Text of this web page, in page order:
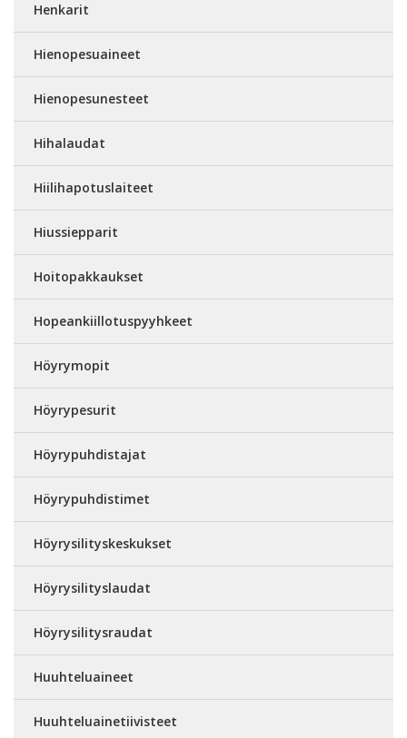
Henkarit
Hienopesuaineet
Hienopesunesteet
Hihalaudat
Hiilihapotuslaiteet
Hiussiepparit
Hoitopakkaukset
Hopeankiillotuspyyhkeet
Höyrymopit
Höyrypesurit
Höyrypuhdistajat
Höyrypuhdistimet
Höyrysilityskeskukset
Höyrysilityslaudat
Höyrysilitysraudat
Huuhteluaineet
Huuhteluainetiivisteet